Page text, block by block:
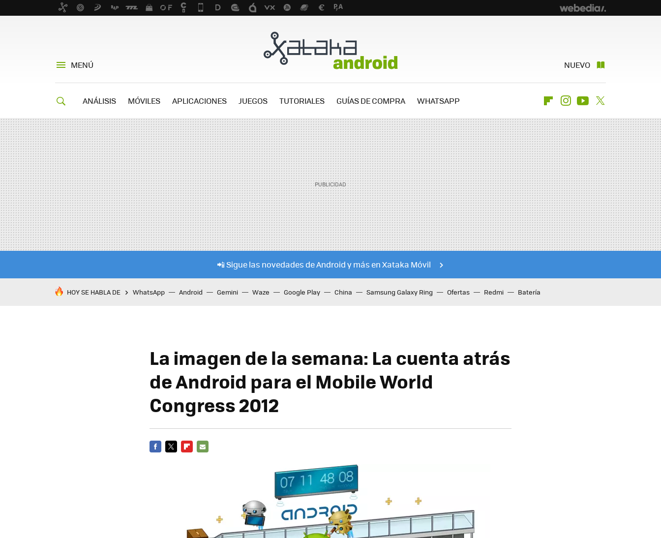
MENÚ NUEVO
ANÁLISIS MÓVILES APLICACIONES JUEGOS TUTORIALES GUÍAS DE COMPRA WHATSAPP FlipboardInstagramYoutube
📲 Sigue las novedades de Android y más en Xataka Móvil
HOY SE HABLA DE WhatsApp Android Gemini Waze Google Play China Samsung Galaxy Ring Ofertas Redmi Batería
La imagen de la semana: La cuenta atrás
de Android para el Mobile World
Congress 2012